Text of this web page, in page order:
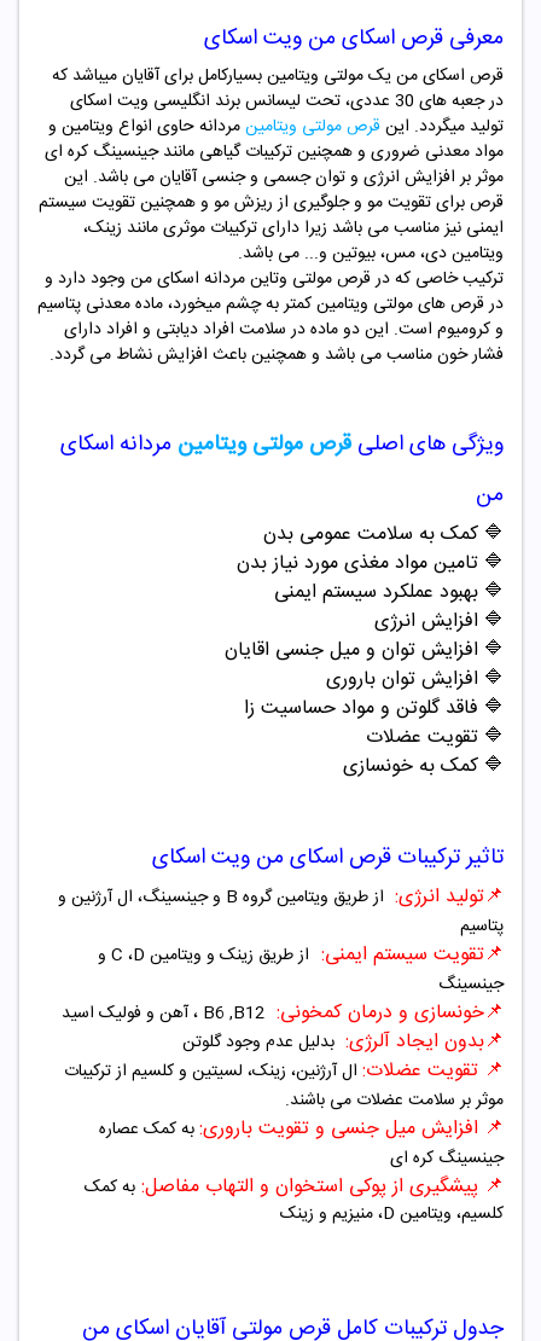
معرفی قرص اسکای من ویت اسکای
قرص اسکای من یک مولتی ویتامین بسیارکامل برای آقایان میباشد که
در جعبه های 30 عددی، تحت لیسانس برند انگلیسی ویت اسکای
تولید میگردد. این قرص مولتی ویتامینمردانه حاوی انواع ویتامین و
مواد معدنی ضروری و همچنین ترکیبات گیاهی مانند جینسینگ کره ای
موثر بر افزایش انرژی و توان جسمی و جنسی آقایان می باشد. این
قرص برای تقویت مو و جلوگیری از ریزش مو و همچنین تقویت سیستم
ایمنی نیز مناسب می باشد زیرا دارای ترکیبات موثری مانند زینک،
ویتامین دی، مس،بیوتین و... می باشد.
ترکیب خاصی که در قرص مولتی وتاین مردانه اسکای من وجود دارد و
در قرص های مولتی ویتامین کمتر به چشم میخورد، ماده معدنی پتاسیم
و کرومیوم است. این دو ماده در سلامت افراد دیابتی و افراد دارای
فشار خون مناسب می باشد و همچنین باعث افزایش نشاط می گردد.
ویژگی های اصلی قرص مولتی ویتامین مردانه اسکای
من
🔷 کمک به سلامت عمومی بدن
🔷 تامین مواد مغذی مورد نیاز بدن
🔷 بهبود عملکرد سیستم ایمنی
🔷 افزایش انرژی
🔷 افزایش توان و میل جنسی اقایان
🔷 افزایش توان باروری
🔷 فاقد گلوتن و مواد حساسیت زا
🔷 تقویت عضلات
🔷 کمک به خونسازی
تاثیر ترکیبات قرص اسکای من ویت اسکای
📌تولید انرژی: از طریق ویتامین گروه B
و جینسینگ، ال آرژنین و
پتاسیم
📌تقویت سیستم ایمنی:
از طریق زینک و ویتامین C ،D و
جینسینگ
📌خونسازی و درمان کمخونی: B6 ,B12 ، آهن و فولیک اسید
📌بدون ایجاد آلرژی: بدلیل عدم وجود گلوتن
📌 تقویت عضلات: ال آرژنین، زینک، لسیتین و کلسیم از ترکیبات
موثر بر سلامت عضلات می باشند.
📌 افزایش میل جنسی و تقویت باروری:به کمک عصاره
جینسینگ کره ای
📌 پیشگیری از پوکی استخوان و التهاب مفاصل: به کمک
کلسیم، ویتامین D، منیزیم و زینک
جدول ترکیبات کامل قرص مولتی آقایان اسکای من